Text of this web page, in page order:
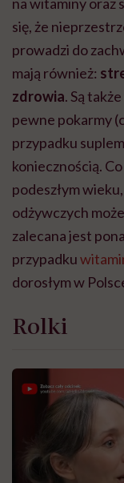
się, że
prowadzi do
mają również:
zdrowia. Są
pewne pokarmy
przypadku
koniecznością.
podeszłym
odżywczych
zalecana jest
przypadku
dorosłym w
Rolki